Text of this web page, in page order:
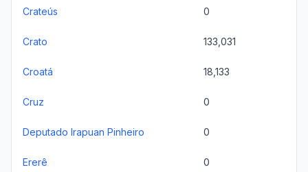
Crateús 0
Crato 133,031
Croatá 18,133
Cruz 0
Deputado Irapuan Pinheiro 0
Ererê 0